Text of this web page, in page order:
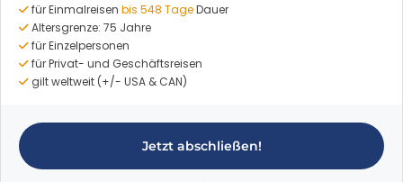
für Einmalreisen bis 548 TageDauer
Altersgrenze: 75 Jahre
für Einzelpersonen
für Privat- und Geschäftsreisen
gilt weltweit (+/- USA & CAN)
Jetzt abschließen!